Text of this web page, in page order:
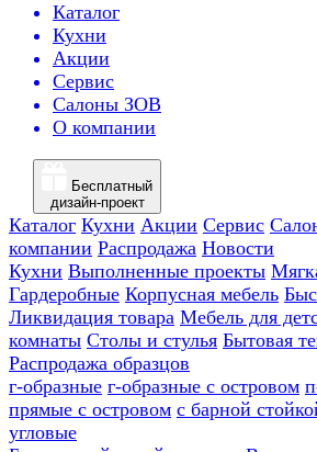
Каталог
Кухни
Акции
Сервис
Салоны ЗОВ
О компании
Бесплатный
дизайн-проект
Каталог Кухни Акции Сервис
компании Распродажа Новости
Кухни Выполненные проекты
Гардеробные Корпусная мебель
Ликвидация товара Мебель для
комнаты Столы и стулья Бытовая
Распродажа образцов
г-образные г-образные с островом
прямые с островом с барной
угловые